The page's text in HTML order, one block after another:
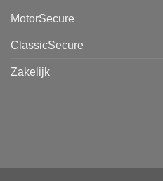
MotorSecure
ClassicSecure
Zakelijk